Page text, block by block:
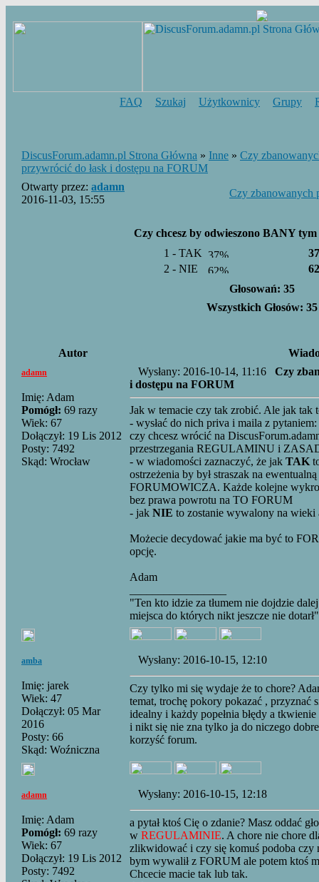
FAQ Szukaj Użytkownicy Grupy
DiscusForum.adamn.pl Strona Główna » Inne » Czy
przywrócić do łask i dostępu na FORUM
Otwarty przez: adamn
2016-11-03, 15:55
Czy zbanowanych
Czy chcesz by odwieszono BANY
1 - TAK
2 - NIE
Głosowań: 35
Wszystkich Głosów: 35
Autor
adamn
Imię: Adam
Pomógł: 69 razy
Wiek: 67
Dołączył: 19 Lis 2012
Posty: 7492
Skąd: Wrocław
Wysłany: 2016-10-14, 11:16 Czy
i dostępu na FORUM
Jak w temacie czy tak zrobić. Ale jak tak
- wysłać do nich priva i maila z pytaniem:
czy chcesz wrócić na
przestrzegania REGULAMINU i
- w wiadomości zaznaczyć, że jak TAK
ostrzeżenia by był straszak na
FORUMOWICZA. Każde kolejne
bez prawa powrotu na TO FORUM
- jak NIE to zostanie wywalony na
Możecie decydować jakie ma być to
opcję.
Adam
"Ten kto idzie za tłumem nie dojdzie
miejsca do których nikt jeszcze nie
amba
Imię: jarek
Wiek: 47
Dołączył: 05 Mar
2016
Posty: 66
Skąd: Woźniczna
Wysłany: 2016-10-15, 12:10
Czy tylko mi się wydaje że to chore?
temat, trochę pokory pokazać , przyznać
idealny i każdy popełnia błędy a
i nikt się nie zna tylko ja do niczego
korzyść forum.
adamn
Imię: Adam
Pomógł: 69 razy
Wiek: 67
Dołączył: 19 Lis 2012
Posty: 7492
Wysłany: 2016-10-15, 12:18
a pytał ktoś Cię o zdanie? Masz oddać
w REGULAMINIE. A chore nie chore
zlikwidować i czy się komuś podoba czy
bym wywalił z FORUM ale potem ktoś
Chcecie macie tak lub tak.